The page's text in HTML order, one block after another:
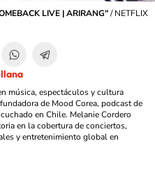
LIVE | ARIRANG"/NETFLIX
música, espectáculos y cultura
de Mood Corea, podcast de
en Chile. Melanie Cordero
en la cobertura de conciertos,
y entretenimiento global en